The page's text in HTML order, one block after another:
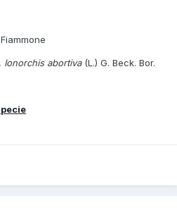
Ionorchis abortiva (L.) G. Beck. Bor.